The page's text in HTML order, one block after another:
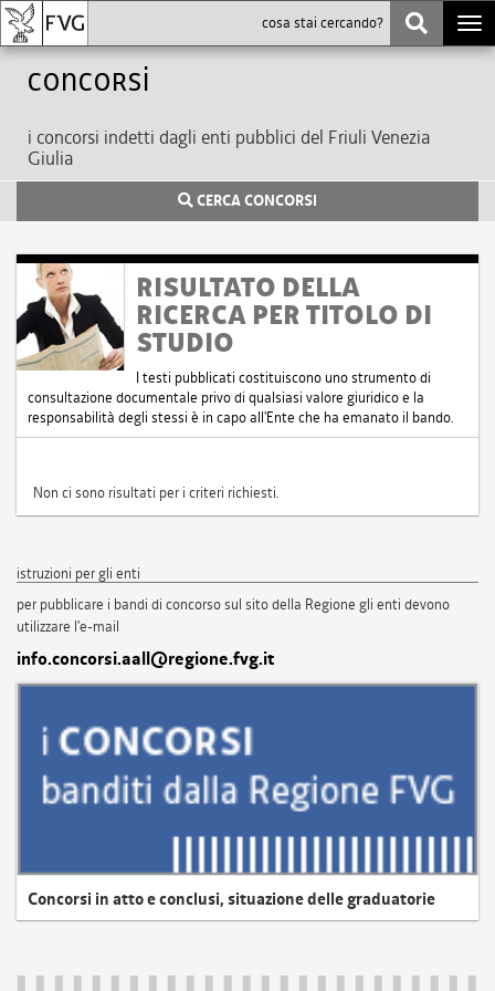
Concorsi
i concorsi indetti dagli enti pubblici del Friuli Venezia
Giulia
CERCA CONCORSI
RISULTATO DELLA
RICERCA PER TITOLO DI
STUDIO
I testi pubblicati costituiscono uno strumento di
consultazione documentale privo di qualsiasi valore giuridico e la
responsabilità degli stessi è in capo all'Ente che ha emanato il bando.
Non ci sono risultati per i criteri richiesti.
istruzioni per gli enti
per pubblicare i bandi di concorso sul sito della Regione gli enti devono
utilizzare l'e-mail
info.concorsi.aall@regione.fvg.it
Concorsi in atto e conclusi, situazione delle graduatorie